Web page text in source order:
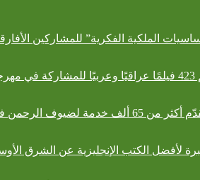
الملكية الفكرية” للمشاركين
المكرمة والمدينة المنورة
لأفضل الكتب الإنجليزية عن الشرق